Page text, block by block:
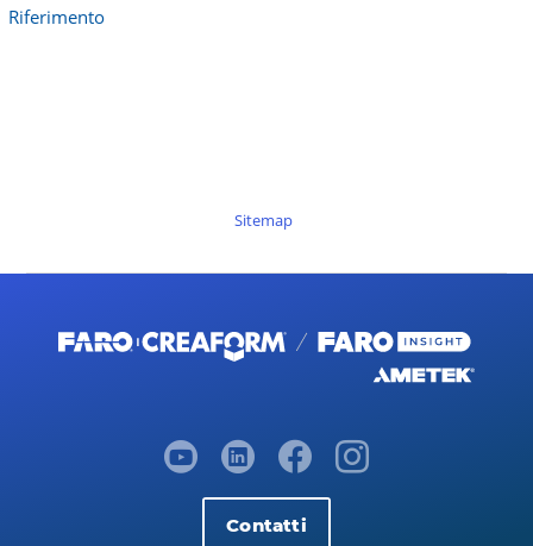
Riferimento
Sitemap
Contatti